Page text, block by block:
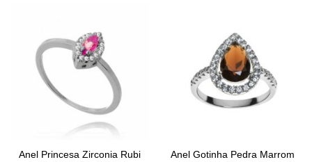
Anel Princesa Zirconia Rubi
Anel Gotinha Pedra Marrom